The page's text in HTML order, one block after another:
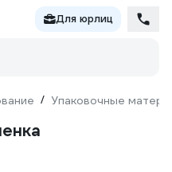
Для юрлиц
/ Упаковочные